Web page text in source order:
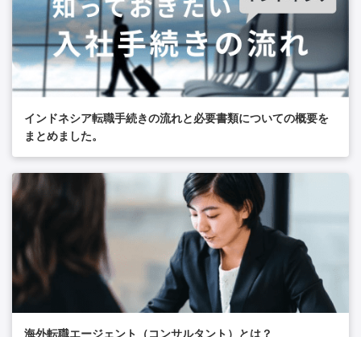
インドネシア転職手続きの流れと必要書類についての概要を
まとめました。
海外転職エージェント（コンサルタント）とは？